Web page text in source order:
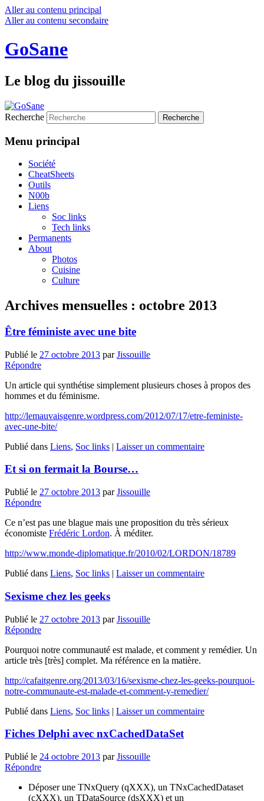
Aller au contenu principal
Aller au contenu secondaire
GoSane
Le blog du jissouille
Recherche
Menu principal
Société
CheatSheets
Outils
N00b
Liens
Soc links
Tech links
Permanents
About
Photos
Cuisine
Culture
Archives mensuelles : octobre 2013
Être féministe avec une bite
Publié le 27 octobre 2013 parJissouille
Répondre
Un article qui synthétise simplement plusieurs choses à propos des
hommes et du féminisme.
http://lemauvaisgenre.wordpress.com/2012/07/17/etre-feministe-
avec-une-bite/
Publié dans Liens, Soc links | Laisser un commentaire
Et si on fermait la Bourse…
Publié le 27 octobre 2013 parJissouille
Répondre
Ce n’est pas une blague mais une proposition du très sérieux
économiste Frédéric Lordon. À méditer.
http://www.monde-diplomatique.fr/2010/02/LORDON/18789
Publié dans Liens, Soc links | Laisser un commentaire
Sexisme chez les geeks
Publié le 27 octobre 2013 parJissouille
Répondre
Pourquoi notre communauté est malade, et comment y remédier. Un
article très [très] complet. Ma référence en la matière.
http://cafaitgenre.org/2013/03/16/sexisme-chez-les-geeks-pourquoi-
notre-communaute-est-malade-et-comment-y-remedier/
Publié dans Liens, Soc links | Laisser un commentaire
Fiches Delphi avec nxCachedDataSet
Publié le 24 octobre 2013 parJissouille
Répondre
Déposer une TNxQuery (qXXX), un TNxCachedDataset
(cXXX), un TDataSource (dsXXX) et un